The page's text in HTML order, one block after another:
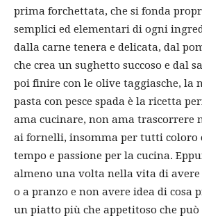
prima forchettata, che si fonda
semplici ed elementari di ogni
dalla carne tenera e delicata, dal
che crea un sughetto succoso e dal
poi finire con le olive taggiasche, la
pasta con pesce spada è la ricetta
ama cucinare, non ama trascorrere
ai fornelli, insomma per tutti coloro
tempo e passione per la cucina.
almeno una volta nella vita di avere
o a pranzo e non avere idea di cosa
un piatto più che appetitoso che